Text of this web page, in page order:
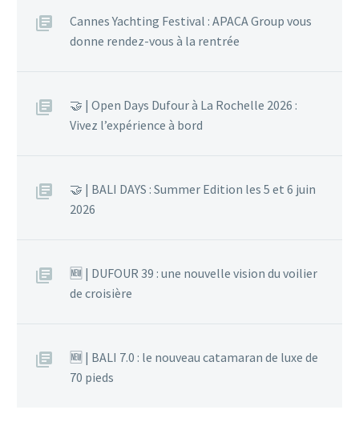
Cannes Yachting Festival : APACA Group vous
donne rendez-vous à la rentrée
🤝 | Open Days Dufour à La Rochelle 2026 :
Vivez l’expérience à bord
🤝 | BALI DAYS : Summer Edition les 5 et 6 juin
2026
🆕 | DUFOUR 39 : une nouvelle vision du voilier
de croisière
🆕 | BALI 7.0 : le nouveau catamaran de luxe de
70 pieds